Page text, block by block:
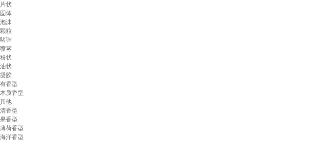
片状
固体
泡沫
颗粒
啫喱
喷雾
粉状
油状
凝胶
有香型
木质香型
其他
清香型
果香型
薄荷香型
海洋香型